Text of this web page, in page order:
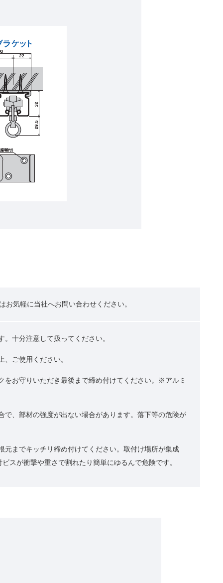
気軽に当社へお問い合わせください。
。十分注意して扱ってください。
ご使用ください。
お守りいただき最後まで締め付けてください。※アルミ
、部材の強度が出ない場合があります。落下等の危険が
までキッチリ締め付けてください。取付け場所が集成
スが衝撃や重さで割れたり簡単にゆるんで危険です。